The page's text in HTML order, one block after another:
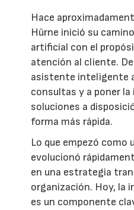
Hace
Hürne inició su
artificial con el
atención al cliente.
asistente inteligente
consultas y a poner
soluciones a
forma más rápida.
Lo que empezó como
evolucionó
en una estrategia
organización. Hoy, la
es un componente